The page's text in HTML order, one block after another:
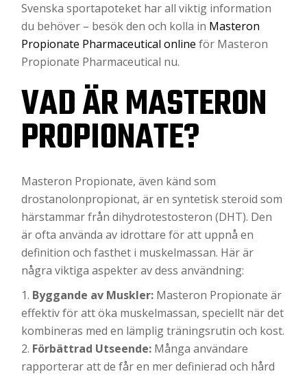
Svenska sportapoteket har all viktig information
du behöver – besök den och kolla in Masteron
Propionate Pharmaceutical online för Masteron
Propionate Pharmaceutical nu.
VAD ÄR MASTERON
PROPIONATE?
Masteron Propionate, även känd som
drostanolonpropionat, är en syntetisk steroid som
härstammar från dihydrotestosteron (DHT). Den
är ofta använda av idrottare för att uppnå en
definition och fasthet i muskelmassan. Här är
några viktiga aspekter av dess användning:
Byggande av Muskler: Masteron Propionate är
effektiv för att öka muskelmassan, speciellt när det
kombineras med en lämplig träningsrutin och kost.
Förbättrad Utseende: Många användare
rapporterar att de får en mer definierad och hård